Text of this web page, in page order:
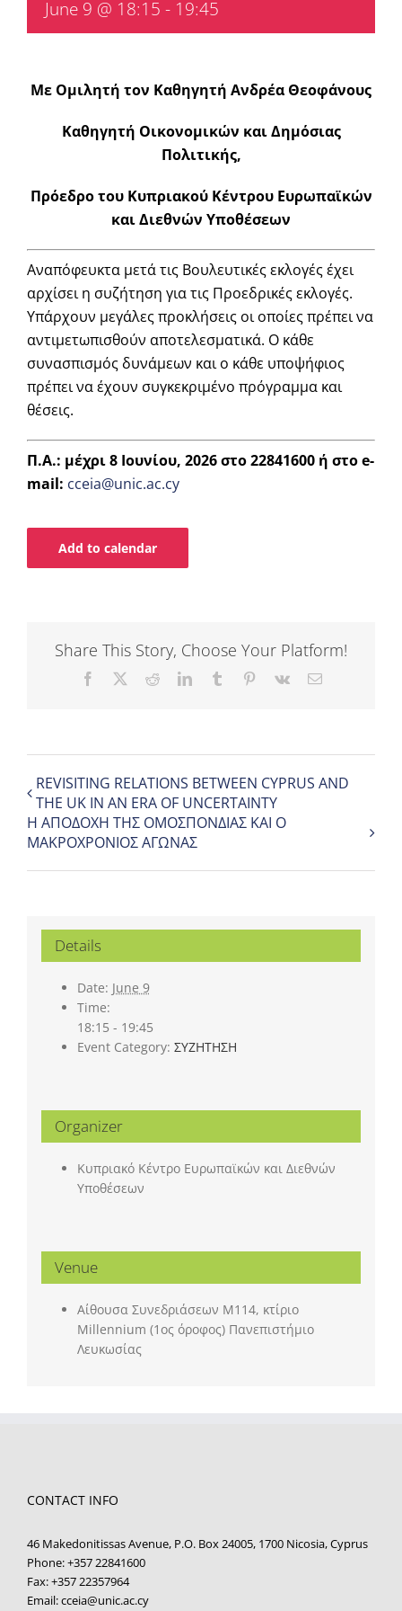
June 9 @ 18:15 - 19:45
Με Ομιλητή τον Καθηγητή Ανδρέα Θεοφάνους
Καθηγητή Οικονομικών και Δημόσιας
Πολιτικής,
Πρόεδρο του Κυπριακού Κέντρου Ευρωπαϊκών
και Διεθνών Υποθέσεων
Αναπόφευκτα μετά τις Βουλευτικές εκλογές έχει
αρχίσει η συζήτηση για τις Προεδρικές εκλογές.
Υπάρχουν μεγάλες προκλήσεις οι οποίες πρέπει να
αντιμετωπισθούν αποτελεσματικά. Ο κάθε
συνασπισμός δυνάμεων και ο κάθε υποψήφιος
πρέπει να έχουν συγκεκριμένο πρόγραμμα και
θέσεις.
Π.Α.: μέχρι 8 Ιουνίου, 2026 στο22841600ή στοe-
mail: cceia@unic.ac.cy
Add to calendar
Share This Story, Choose Your Platform!
Facebook RedditLinkedInTumblr Pinterest
Vk Email
REVISITING RELATIONS BETWEEN CYPRUS AND
THE UK IN AN ERA OF UNCERTAINTY
Η ΑΠΟΔΟΧΗ ΤΗΣ ΟΜΟΣΠΟΝΔΙΑΣ ΚΑΙ Ο
ΜΑΚΡΟΧΡΟΝΙΟΣ ΑΓΩΝΑΣ
Details
Date: June 9
Time:
18:15 - 19:45
Event Category: ΣΥΖΗΤΗΣΗ
Organizer
Κυπριακό Κέντρο Ευρωπαϊκών και Διεθνών
Υποθέσεων
Venue
Αίθουσα Συνεδριάσεων Μ114, κτίριο
Millennium (1ος όροφος) Πανεπιστήμιο
Λευκωσίας
CONTACT INFO
46 Makedonitissas Avenue, P.O. Box 24005, 1700 Nicosia, Cyprus
Phone:+357 22841600
Fax:+357 22357964
Email:cceia@unic.ac.cy